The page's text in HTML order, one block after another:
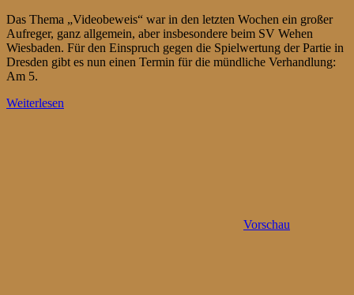
Das Thema „Videobeweis“ war in den letzten Wochen ein großer
Aufreger, ganz allgemein, aber insbesondere beim SV Wehen
Wiesbaden. Für den Einspruch gegen die Spielwertung der Partie in
Dresden gibt es nun einen Termin für die mündliche Verhandlung:
Am 5.
Weiterlesen
Vorschau